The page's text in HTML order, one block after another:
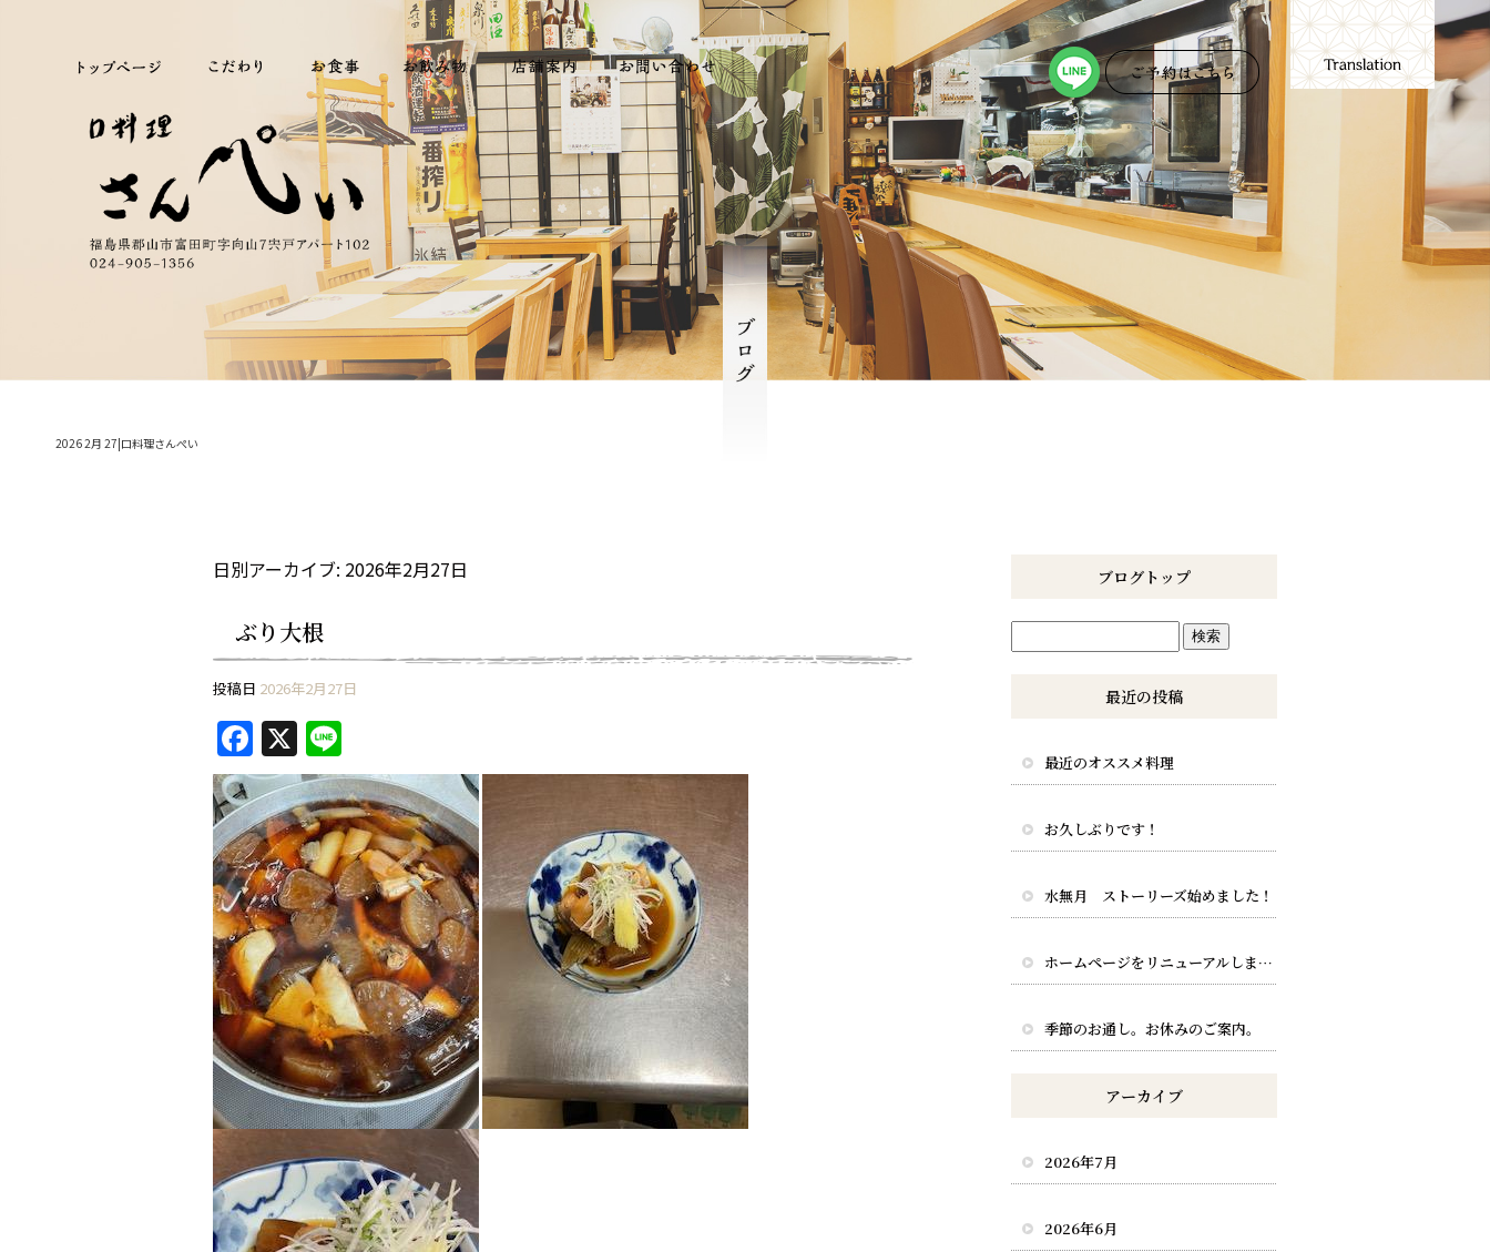
2026 2月 27|口料理さんぺい
日別アーカイブ: 2026年2月27日
ぶり大根
投稿日 2026年2月27日
F
a
c
e
b
o
o
k
X
n
e
ブログトップ
最近の投稿
最近のオススメ料理
お久しぶりです！
水無月 ストーリーズ始めました！
ホームページをリニューアルしました。
季節のお通し。お休みのご案内。
アーカイブ
2026年7月
2026年6月